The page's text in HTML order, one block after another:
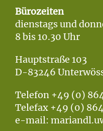
Bürozeiten
dienstags und
8 bis 10.30 Uhr
Hauptstraße 103
D-83246
Telefon +49 (0)
Telefax +49 (0)
e-mail: